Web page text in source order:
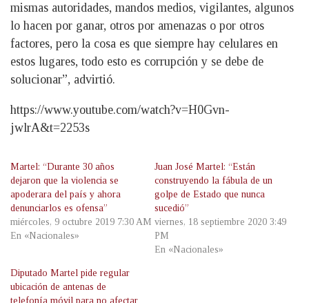
mismas autoridades, mandos medios, vigilantes, algunos
lo hacen por ganar, otros por amenazas o por otros
factores, pero la cosa es que siempre hay celulares en
estos lugares, todo esto es corrupción y se debe de
solucionar”, advirtió.
https://www.youtube.com/watch?v=H0Gvn-
jwlrA&t=2253s
Martel: “Durante 30 años
dejaron que la violencia se
apoderara del país y ahora
denunciarlos es ofensa”
miércoles, 9 octubre 2019 7:30 AM
En «Nacionales»
Juan José Martel: “Están
construyendo la fábula de un
golpe de Estado que nunca
sucedió”
viernes, 18 septiembre 2020 3:49
PM
En «Nacionales»
Diputado Martel pide regular
ubicación de antenas de
telefonía móvil para no afectar